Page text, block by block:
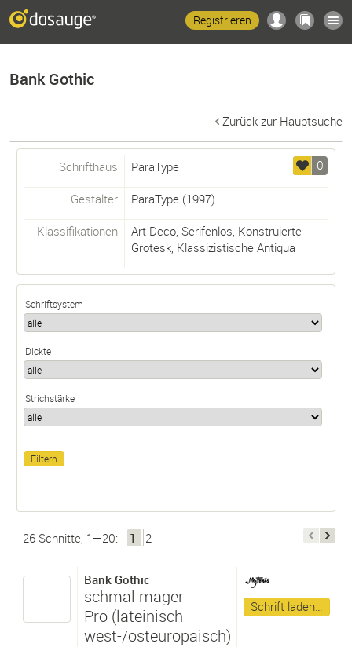
Registrieren
Bank Gothic
Zurück zur Hauptsuche
0
Schrifthaus ParaType
Gestalter ParaType(1997)
Klassifikationen Art Deco, Serifenlos, Konstruierte
Grotesk, Klassizistische Antiqua
Schriftsystem
Dickte
Strichstärke
26 Schnitte, 1—20: 1 2
Bank Gothic
schmal mager
Pro (lateinisch
west-/osteuropäisch)
Schrift laden…